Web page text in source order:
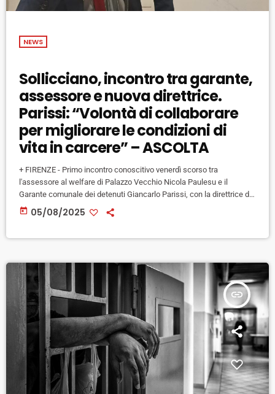
NEWS
Sollicciano, incontro tra garante,
assessore e nuova direttrice.
Parissi: “Volontà di collaborare
per migliorare le condizioni di
vita in carcere” – ASCOLTA
+ FIRENZE - Primo incontro conoscitivo venerdì scorso tra
l'assessore al welfare di Palazzo Vecchio Nicola Paulesu e il
Garante comunale dei detenuti Giancarlo Parissi, con la direttrice di
Sollicciano Valeria Vitrani. "Un momento importante" ha commentato
Paulesu, Vitrani "ha dimostrato grande disponibilità al confronto.
today 05/08/2025
insert_link